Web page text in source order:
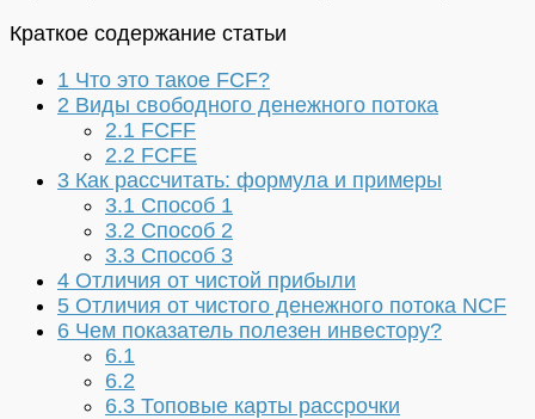
Краткое содержание статьи
1 Что это такое FCF?
2 Виды свободного денежного потока
2.1 FCFF
2.2 FCFE
3 Как рассчитать: формула и примеры
3.1 Способ 1
3.2 Способ 2
3.3 Способ 3
4 Отличия от чистой прибыли
5 Отличия от чистого денежного потока NCF
6 Чем показатель полезен инвестору?
6.1
6.2
6.3 Топовые карты рассрочки